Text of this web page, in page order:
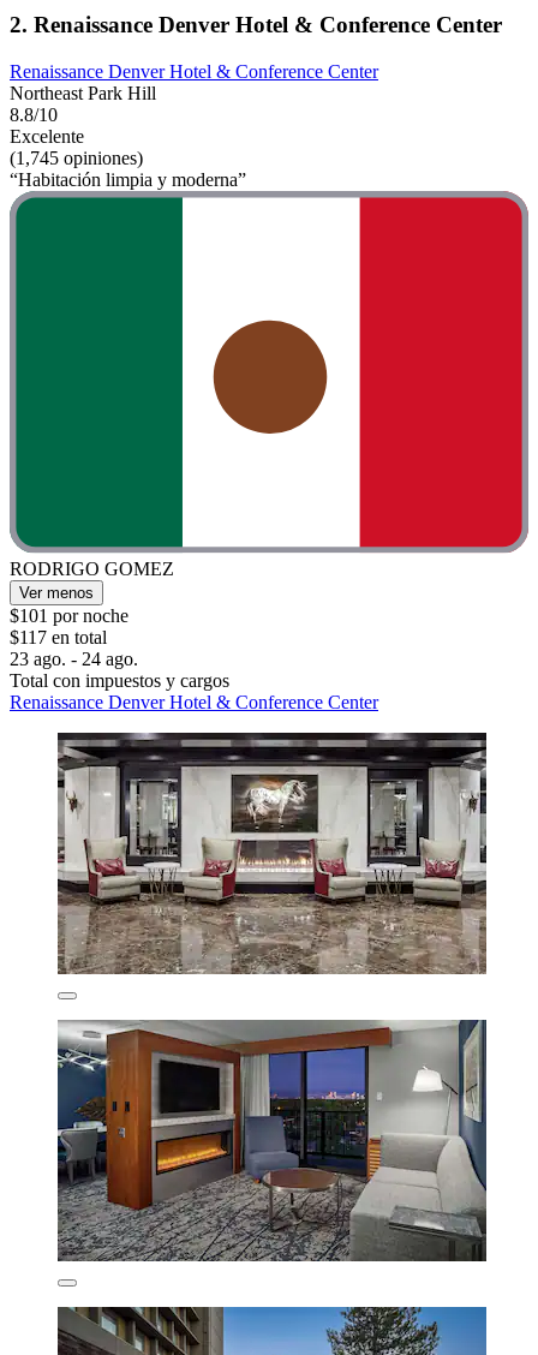
2. Renaissance Denver Hotel & Conference Center
Renaissance Denver Hotel & Conference Center
Northeast Park Hill
8.8/10
Excelente
(1,745 opiniones)
“Habitación limpia y moderna”
RODRIGO GOMEZ
Ver menos
$101 por noche
$117 en total
23 ago. - 24 ago.
Total con impuestos y cargos
Renaissance Denver Hotel & Conference Center